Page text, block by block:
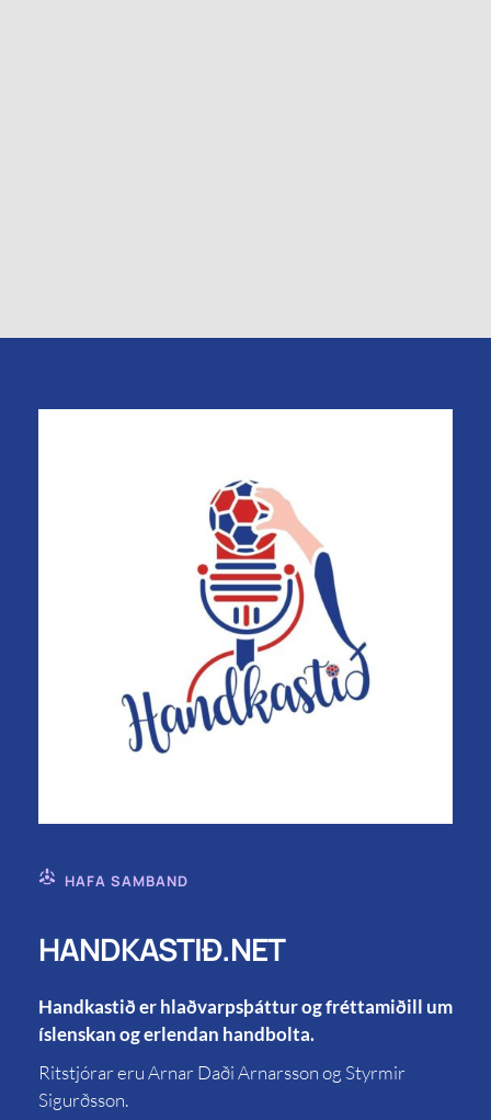
HAFA SAMBAND
HANDKASTIÐ.NET
Handkastið er hlaðvarpsþáttur og fréttamiðill um
íslenskan og erlendan handbolta.
Ritstjórar eru Arnar Daði Arnarsson og Styrmir
Sigurðsson.